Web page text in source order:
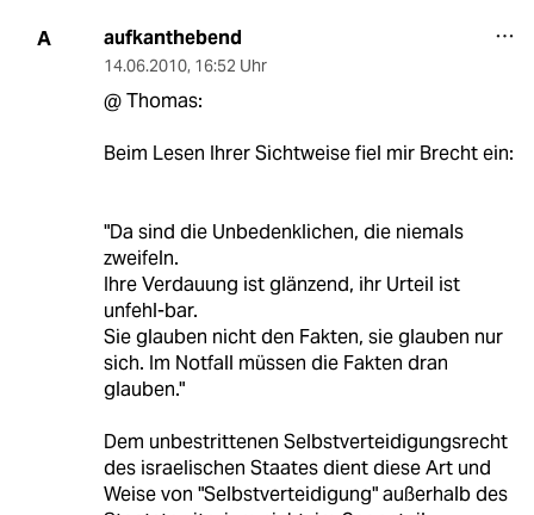
A aufkanthebend
14.06.2010, 16:52 Uhr
@ Thomas:
Beim Lesen Ihrer Sichtweise fiel mir Brecht ein:
"Da sind die Unbedenklichen, die niemals
zweifeln.
Ihre Verdauung ist glänzend, ihr Urteil ist
unfehl-bar.
Sie glauben nicht den Fakten, sie glauben nur
sich. Im Notfall müssen die Fakten dran
glauben."
Dem unbestrittenen Selbstverteidigungsrecht
des israelischen Staates dient diese Art und
Weise von "Selbstverteidigung" außerhalb des